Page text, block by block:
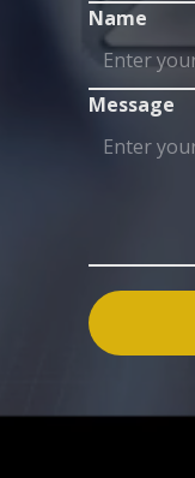
Name
Message